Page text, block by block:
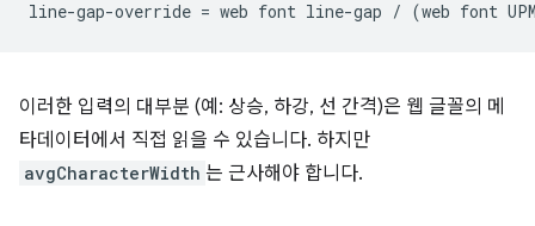
이러한 입력의 대부분 (예: 상승, 하강, 선 간격)은 웹 글꼴의 메
타데이터에서 직접 읽을 수 있습니다. 하지만
avgCharacterWidth 는 근사해야 합니다.